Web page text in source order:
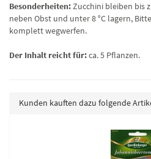
Besonderheiten:Zucchini bleiben bis
neben Obst und unter 8 °C lagern,
komplett wegwerfen.
Der Inhalt reicht für:ca. 5 Pflanzen.
Kunden kauften dazu folgende